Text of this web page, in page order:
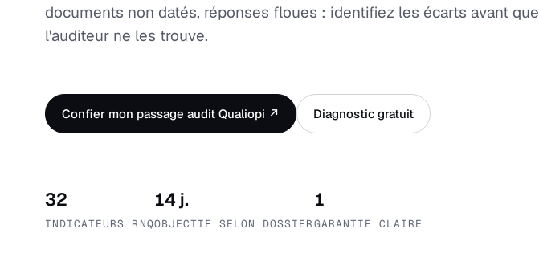
documents non datés, réponses floues : identifiez les écarts avant que
l'auditeur ne les trouve.
Confier mon passage audit Qualiopi ↗ Diagnostic gratuit
32
INDICATEURS RNQ
14 j.
OBJECTIF SELON DOSSIER
1
GARANTIE CLAIRE